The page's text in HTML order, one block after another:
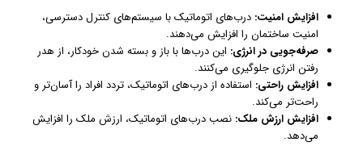
افزایش امنیت: درب‌های اتوماتیک با سیستم‌های کنترل دسترسی،
امنیت ساختمان را افزایش می‌دهند.
صرفه‌جویی در انرژی: این درب‌ها با باز و بسته شدن خودکار، از هدر
رفتن انرژی جلوگیری می‌کنند.
افزایش راحتی: استفاده از درب‌های اتوماتیک، تردد افراد را آسان‌تر و
راحت‌تر می‌کند.
افزایش ارزش ملک: نصب درب‌های اتوماتیک، ارزش ملک را افزایش
می‌دهد.